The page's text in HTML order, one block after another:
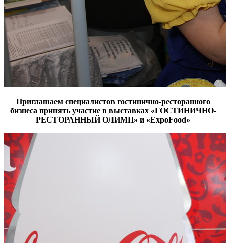
Приглашаем специалистов гостинично-ресторанного
бизнеса принять участие в выставках «ГОСТИНИЧНО-
РЕСТОРАННЫЙ ОЛИМП» и «ExpoFood»